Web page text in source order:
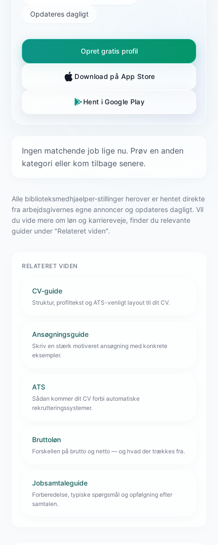
Opdateres dagligt
Opret gratis profil
Download på App Store
Hent i Google Play
Ingen matchende job lige nu. Prøv en anden
kategori eller kom tilbage senere.
Alle biblioteksmedhjaelper-stillinger herover er hentet direkte
fra arbejdsgivernes egne annoncer og opdateres dagligt. Vil
du vide mere om løn og karriereveje, finder du relevante
guider under "Relateret viden".
RELATERET VIDEN
CV-guide
Struktur, profiltekst og ATS-venligt layout til dit CV.
Ansøgningsguide
Skriv en stærk motiveret ansøgning med konkrete
eksempler.
ATS
Sådan kommer dit CV forbi automatiske
rekrutteringssystemer.
Bruttoløn
Forskellen på brutto og netto — og hvad der trækkes fra.
Jobsamtaleguide
Forberedelse, typiske spørgsmål og opfølgning efter
samtalen.